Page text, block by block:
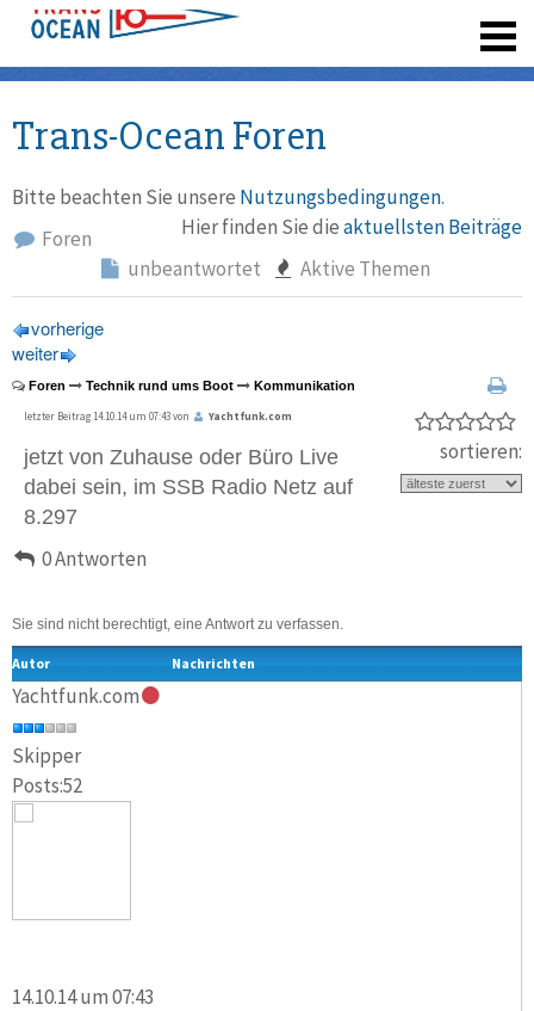
Trans-Ocean Foren
Bitte beachten Sie unsere Nutzungsbedingungen.
Hier finden Sie dieaktuellsten Beiträge
Foren
unbeantwortet
Aktive Themen
vorherige
weiter
Foren Technik rund ums Boot Kommunikation
letzter Beitrag 14.10.14 um 07:43 von Yachtfunk.com
jetzt von Zuhause oder Büro Live
dabei sein, im SSB Radio Netz auf
8.297
0 Antworten
sortieren:
Sie sind nicht berechtigt, eine Antwort zu verfassen.
Autor Nachrichten
Yachtfunk.com
Skipper
Posts:52
14.10.14 um 07:43